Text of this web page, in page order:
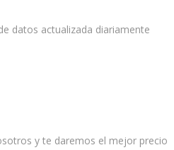
datos actualizada diariamente
y te daremos el mejor precio